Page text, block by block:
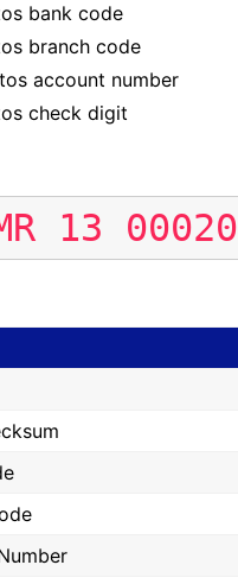
bank code
branch code
account number
check digit
13 00020